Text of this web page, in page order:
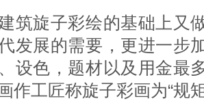
筑旋子彩绘的基础上又
发展的需要，更进一步
设色，题材以及用金最
作工匠称旋子彩画为“规